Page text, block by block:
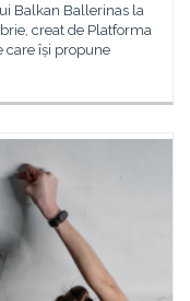
Balkan Ballerinas la
creat de Platforma
care își propune